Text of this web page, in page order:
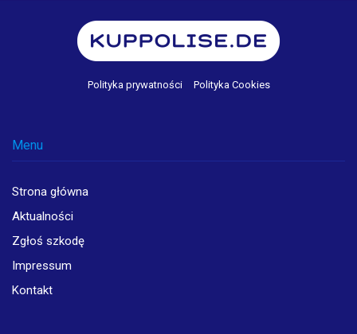
Polityka prywatności Polityka Cookies
Menu
Strona główna
Aktualności
Zgłoś szkodę
Impressum
Kontakt